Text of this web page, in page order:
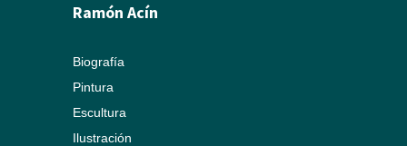
Ramón Acín
Biografía
Pintura
Escultura
Ilustración